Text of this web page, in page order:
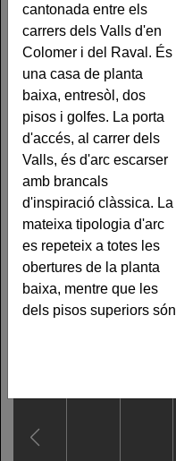
cantonada entre els
carrers dels Valls d'en
Colomer i del Raval. És
una casa de planta
baixa, entresòl, dos
pisos i golfes. La porta
d'accés, al carrer dels
Valls, és d'arc escarser
amb brancals
d'inspiració clàssica. La
mateixa tipologia d'arc
es repeteix a totes les
obertures de la planta
baixa, mentre que les
dels pisos superiors són
són dignes d'esment els
emmarcaments de les
obertures, amb carreus
regulars de pedra, les
baranes dels balcons,
de forja, i l'escut de la
façana del carrer del
Raval, de pedra. El
coronament de l'edifici
té una cornisa
motllurada, i en
l'actualitat presenta
Edifici de grans
dimensions, que fa
cantonada entre els
carrers dels Valls d'en
Colomer i del Raval. És
una casa de planta baixa,
entresòl, dos pisos i
golfes. La porta d'accés,
al carrer dels Valls, és
d'arc escarser amb
brancals d'inspiració
clàssica. La mateixa
tipologia d'arc es repeteix
a totes les obertures de la
les dels pisos superiors
són allindades. Com a
elements remarcables
són dignes d'esment els
emmarcaments de les
obertures, amb carreus
regulars de pedra, les
baranes dels balcons, de
forja, i l'escut de la façana
del carrer del Raval, de
pedra. El coronament de
l'edifici té una cornisa
motllurada, i en l'actualitat
presenta algunes